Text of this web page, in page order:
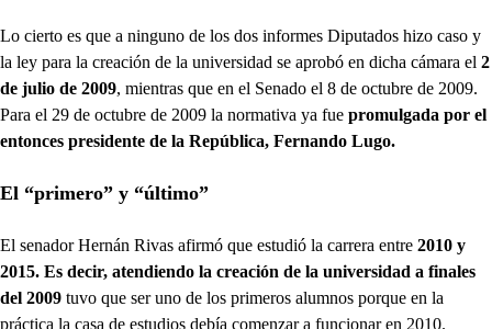
Lo cierto es que a ninguno de los dos informes Diputados hizo caso y
la ley para la creación de la universidad se aprobó en dicha cámara el 2
de julio de 2009, mientras que en el Senado el 8 de octubre de 2009.
Para el 29 de octubre de 2009 la normativa ya fue promulgada por el
entonces presidente de la República, Fernando Lugo.
El “primero” y “último”
El senador Hernán Rivas afirmó que estudió la carrera entre 2010 y
2015. Es decir, atendiendo la creación de la universidad a finales
del 2009 tuvo que ser uno de los primeros alumnos porque en la
práctica la casa de estudios debía comenzar a funcionar en 2010.